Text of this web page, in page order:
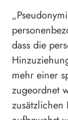
dass die
mehr einer
zugeordnet